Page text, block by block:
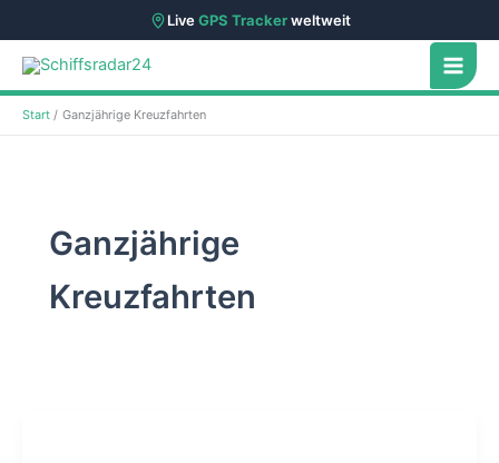
LiveGPS Trackerweltweit
Zum
Inhalt
springen
Start Ganzjährige Kreuzfahrten
Ganzjährige
Kreuzfahrten